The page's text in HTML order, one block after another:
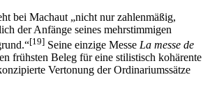
bei Machaut „nicht nur zahlenmäßig,
der Anfänge seines mehrstimmigen
[19] Seine einzige Messe La messe de
frühsten Beleg für eine stilistisch kohärente
Vertonung der Ordinariumssätze